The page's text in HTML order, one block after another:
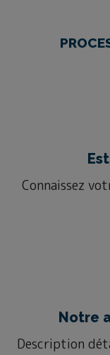
Connaissez
Notre
Description